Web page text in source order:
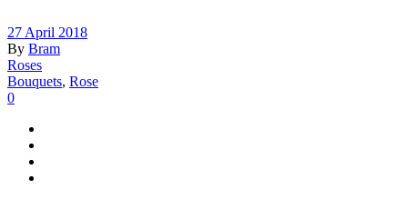
27 April 2018
By Bram
Roses
Bouquets, Rose
0